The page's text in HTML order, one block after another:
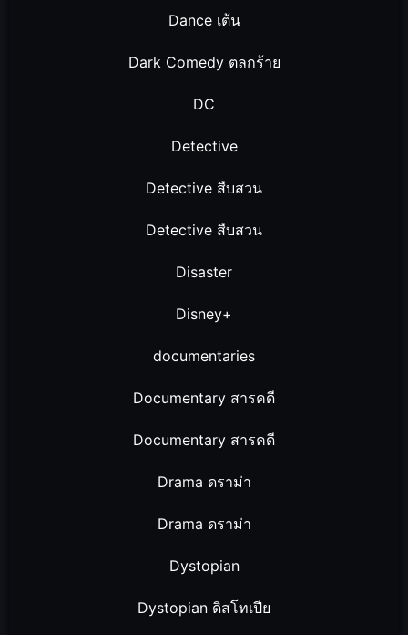
Dance เต้น
Dark Comedy ตลกร้าย
DC
Detective
Detective สืบสวน
Detective สืบสวน
Disaster
Disney+
documentaries
Documentary สารคดี
Documentary สารคดี
Drama ดราม่า
Drama ดราม่า
Dystopian
Dystopian ดิสโทเปีย